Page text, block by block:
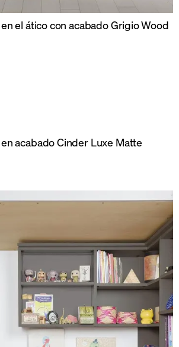
el ático con acabado Grigio Wood
acabado Cinder Luxe Matte